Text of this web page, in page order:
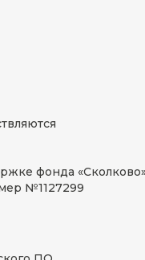
фонда
№1127299